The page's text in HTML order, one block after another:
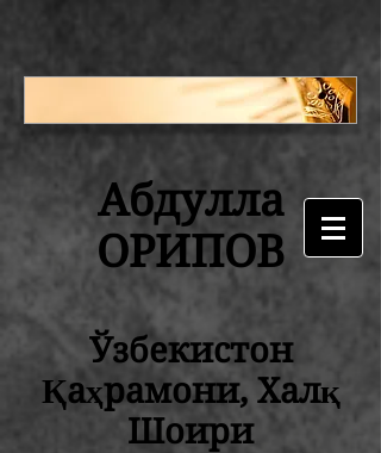
Абдулла
ОРИПОВ
Ўзбекистон
Қаҳрамони, Халқ
Шоири